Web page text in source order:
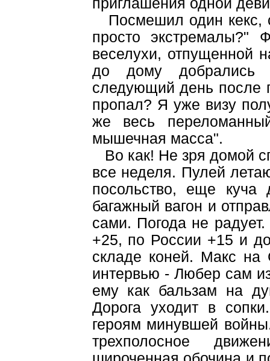
приглашения одной
Посмешил один кекс,
просто экстремалы?"
веселухи, отпущенной
до дому добрались
следующий день после
пропал? Я уже визу
же весь
мышечная масса".
Во как! Не зря домой
все неделя. Пулей
посольство, еще
багажный вагон и
сами. Погода не
+25, по России +15 и
складе коней. Макс
интервью - Любер сам
ему как бальзам на
Дорога уходит в
героям минувшей
трехполосное